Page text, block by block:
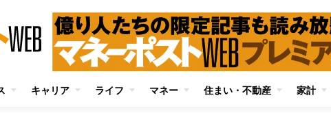
キャリア ライフ マネー 住まい・不動産 家計